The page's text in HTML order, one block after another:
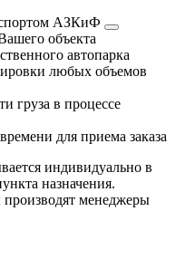
АЗКиФ
объекта
автопарка
любых объемов
груза в процессе
для приема заказа
индивидуально в
назначения.
менеджеры